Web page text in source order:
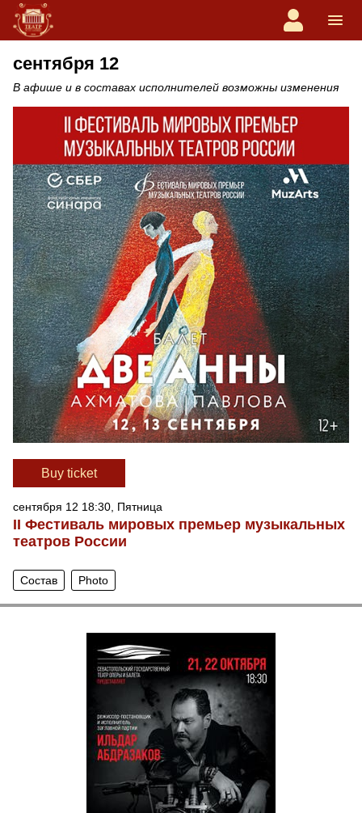
сентября 12
В афише и в составах исполнителей возможны изменения
Вuy ticket
сентября 12 18:30, Пятница
II Фестиваль мировых премьер музыкальных
театров России
Состав Photo